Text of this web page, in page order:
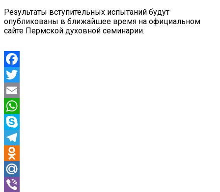
Результаты вступительных испытаний будут
опубликованы в ближайшее время на официальном
сайте Пермской духовной семинарии.
Facebook
Twitter
Email
WhatsApp
Skype
Telegram
Odnoklassniki
Mail.Ru